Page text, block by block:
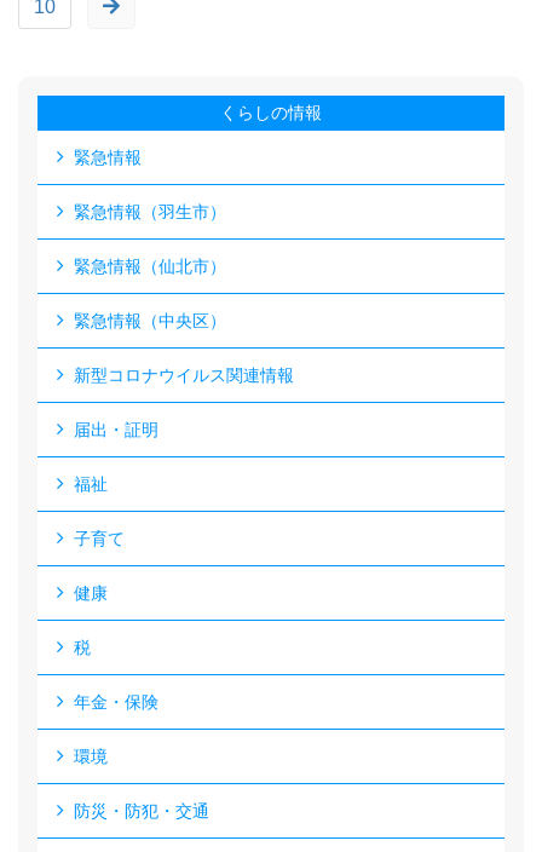
10
くらしの情報
緊急情報
緊急情報（羽生市）
緊急情報（仙北市）
緊急情報（中央区）
新型コロナウイルス関連情報
届出・証明
福祉
子育て
健康
税
年金・保険
環境
防災・防犯・交通